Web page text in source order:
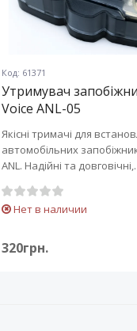
Код: 61371
Утримувач
Voice ANL-05
Якісні тримачі для
автомобільних
ANL. Надійні та довговічні,
Нет в наличии
320грн.